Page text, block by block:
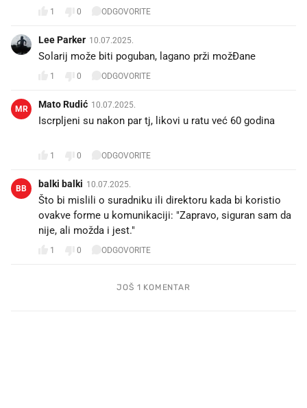
1 0 ODGOVORITE
Lee Parker 10.07.2025.
Solarij može biti poguban, lagano prži možĐane 😇
1 0 ODGOVORITE
MR Mato Rudić 10.07.2025.
Iscrpljeni su nakon par tj, likovi u ratu već 60 godina 😂
1 0 ODGOVORITE
BB balki balki 10.07.2025.
Što bi mislili o suradniku ili direktoru kada bi koristio
ovakve forme u komunikaciji: "Zapravo, siguran sam da
nije, ali možda i jest."
1 0 ODGOVORITE
JOŠ 1 KOMENTAR